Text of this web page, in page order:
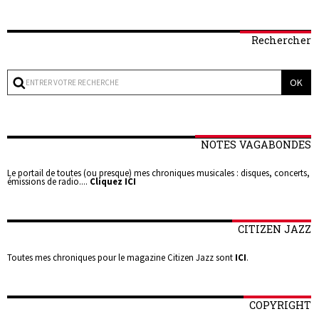
Rechercher
NOTES VAGABONDES
Le portail de toutes (ou presque) mes chroniques musicales : disques, concerts,
émissions de radio.... Cliquez ICI
CITIZEN JAZZ
Toutes mes chroniques pour le magazine Citizen Jazz sont ICI.
COPYRIGHT